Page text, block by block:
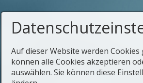
Auf dieser Website werden Cookies
können alle Cookies akzeptieren
auswählen. Sie können diese